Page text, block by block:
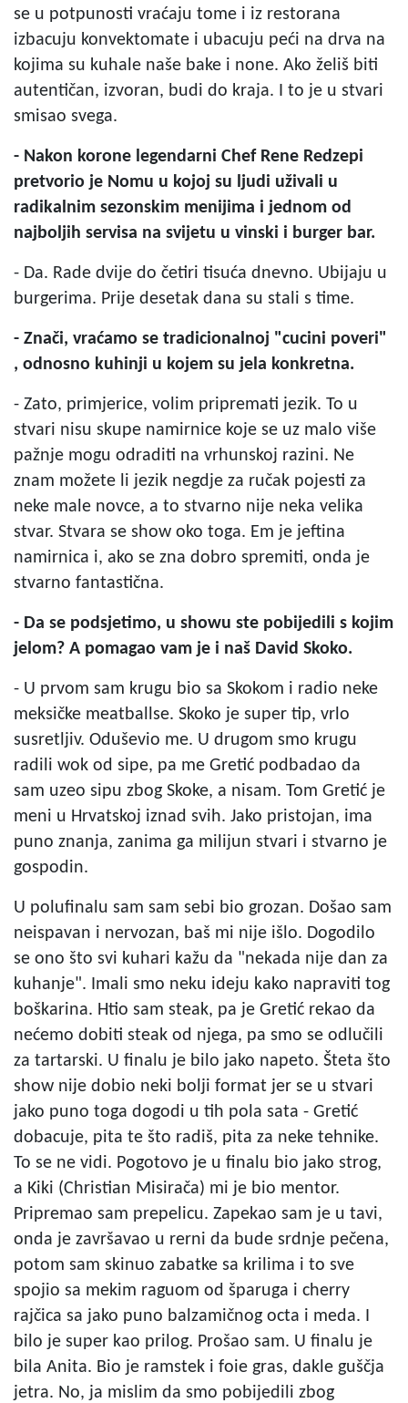
se u potpunosti vraćaju tome i iz restorana
izbacuju konvektomate i ubacuju peći na drva na
kojima su kuhale naše bake i none. Ako želiš biti
autentičan, izvoran, budi do kraja. I to je u stvari
smisao svega.
- Nakon korone legendarni Chef Rene Redzepi
pretvorio je Nomu u kojoj su ljudi uživali u
radikalnim sezonskim menijima i jednom od
najboljih servisa na svijetu u vinski i burger bar.
- Da. Rade dvije do četiri tisuća dnevno. Ubijaju u
burgerima. Prije desetak dana su stali s time.
- Znači, vraćamo se tradicionalnoj "cucini poveri"
, odnosno kuhinji u kojem su jela konkretna.
- Zato, primjerice, volim pripremati jezik. To u
stvari nisu skupe namirnice koje se uz malo više
pažnje mogu odraditi na vrhunskoj razini. Ne
znam možete li jezik negdje za ručak pojesti za
neke male novce, a to stvarno nije neka velika
stvar. Stvara se show oko toga. Em je jeftina
namirnica i, ako se zna dobro spremiti, onda je
stvarno fantastična.
- Da se podsjetimo, u showu ste pobijedili s kojim
jelom? A pomagao vam je i naš David Skoko.
- U prvom sam krugu bio sa Skokom i radio neke
meksičke meatballse. Skoko je super tip, vrlo
susretljiv. Oduševio me. U drugom smo krugu
radili wok od sipe, pa me Gretić podbadao da
sam uzeo sipu zbog Skoke, a nisam. Tom Gretić je
meni u Hrvatskoj iznad svih. Jako pristojan, ima
puno znanja, zanima ga milijun stvari i stvarno je
gospodin.
U polufinalu sam sam sebi bio grozan. Došao sam
neispavan i nervozan, baš mi nije išlo. Dogodilo
se ono što svi kuhari kažu da "nekada nije dan za
kuhanje". Imali smo neku ideju kako napraviti tog
boškarina. Htio sam steak, pa je Gretić rekao da
nećemo dobiti steak od njega, pa smo se odlučili
za tartarski. U finalu je bilo jako napeto. Šteta što
show nije dobio neki bolji format jer se u stvari
jako puno toga dogodi u tih pola sata - Gretić
dobacuje, pita te što radiš, pita za neke tehnike.
To se ne vidi. Pogotovo je u finalu bio jako strog,
a Kiki (Christian Misirača) mi je bio mentor.
Pripremao sam prepelicu. Zapekao sam je u tavi,
onda je završavao u rerni da bude srdnje pečena,
potom sam skinuo zabatke sa krilima i to sve
spojio sa mekim raguom od šparuga i cherry
rajčica sa jako puno balzamičnog octa i meda. I
bilo je super kao prilog. Prošao sam. U finalu je
bila Anita. Bio je ramstek i foie gras, dakle guščja
jetra. No, ja mislim da smo pobijedili zbog